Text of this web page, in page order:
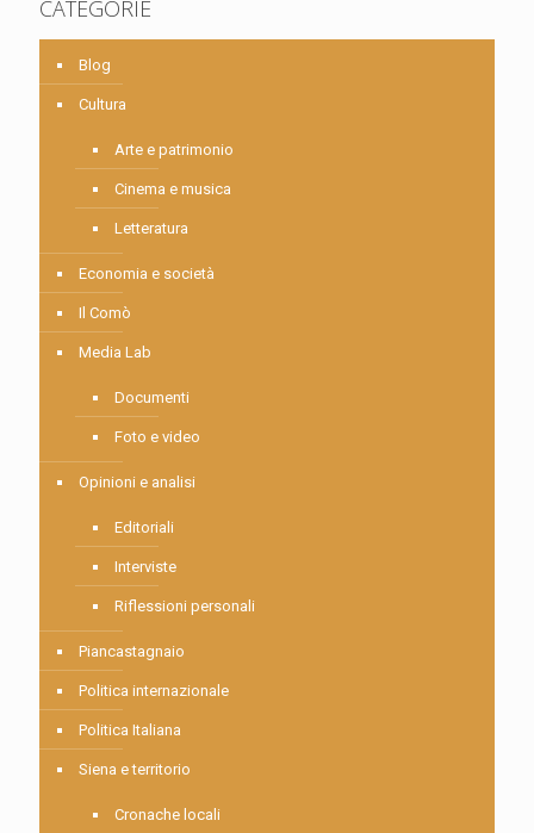
CATEGORIE
Blog
Cultura
Arte e patrimonio
Cinema e musica
Letteratura
Economia e società
Il Comò
Media Lab
Documenti
Foto e video
Opinioni e analisi
Editoriali
Interviste
Riflessioni personali
Piancastagnaio
Politica internazionale
Politica Italiana
Siena e territorio
Cronache locali